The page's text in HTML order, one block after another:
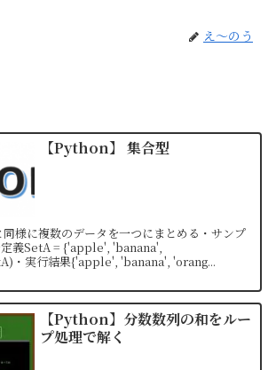
え〜のう
【Python】 集合型
様に複数のデータを一つにまとめる・サンプ
定義SetA = {'apple', 'banana',
・実行結果{'apple', 'banana', 'orang...
【Python】分数数列の和をルー
プ処理で解く